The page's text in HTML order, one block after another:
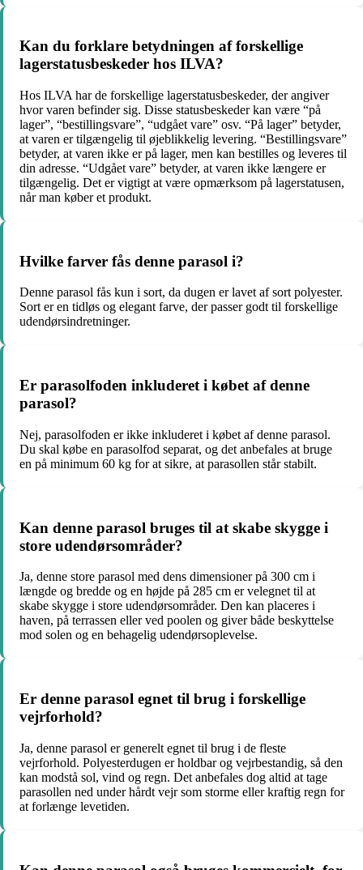
Kan du forklare betydningen af forskellige
lagerstatusbeskeder hos ILVA?
Hos ILVA har de forskellige lagerstatusbeskeder, der angiver
hvor varen befinder sig. Disse statusbeskeder kan være “på
lager”, “bestillingsvare”, “udgået vare” osv. “På lager” betyder,
at varen er tilgængelig til øjeblikkelig levering. “Bestillingsvare”
betyder, at varen ikke er på lager, men kan bestilles og leveres til
din adresse. “Udgået vare” betyder, at varen ikke længere er
tilgængelig. Det er vigtigt at være opmærksom på lagerstatusen,
når man køber et produkt.
Hvilke farver fås denne parasol i?
Denne parasol fås kun i sort, da dugen er lavet af sort polyester.
Sort er en tidløs og elegant farve, der passer godt til forskellige
udendørsindretninger.
Er parasolfoden inkluderet i købet af denne
parasol?
Nej, parasolfoden er ikke inkluderet i købet af denne parasol.
Du skal købe en parasolfod separat, og det anbefales at bruge
en på minimum 60 kg for at sikre, at parasollen står stabilt.
Kan denne parasol bruges til at skabe skygge i
store udendørsområder?
Ja, denne store parasol med dens dimensioner på 300 cm i
længde og bredde og en højde på 285 cm er velegnet til at
skabe skygge i store udendørsområder. Den kan placeres i
haven, på terrassen eller ved poolen og giver både beskyttelse
mod solen og en behagelig udendørsoplevelse.
Er denne parasol egnet til brug i forskellige
vejrforhold?
Ja, denne parasol er generelt egnet til brug i de fleste
vejrforhold. Polyesterdugen er holdbar og vejrbestandig, så den
kan modstå sol, vind og regn. Det anbefales dog altid at tage
parasollen ned under hårdt vejr som storme eller kraftig regn for
at forlænge levetiden.